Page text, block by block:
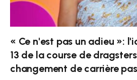
« Ce n'est pas un adieu »:
13 de la course de
changement de carrière